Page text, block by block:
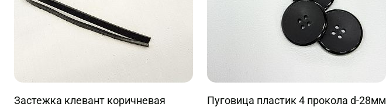
Застежка клевант коричневая
Пуговица пластик 4 прокола d-28мм